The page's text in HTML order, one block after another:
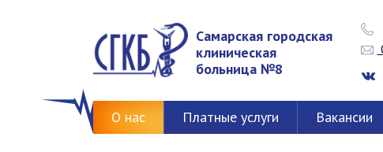
Самарская городская
клиническая
больница №8
О нас Платные услуги Вакансии